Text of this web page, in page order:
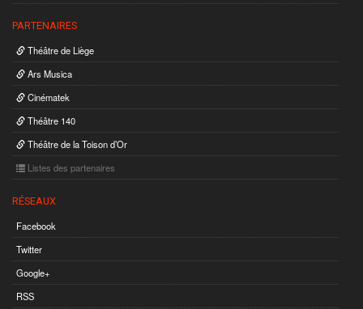
PARTENAIRES
Théâtre de Liège
Ars Musica
Cinématek
Théâtre 140
Théâtre de la Toison d’Or
Listes des partenaires
RÉSEAUX
Facebook
Twitter
Google+
RSS